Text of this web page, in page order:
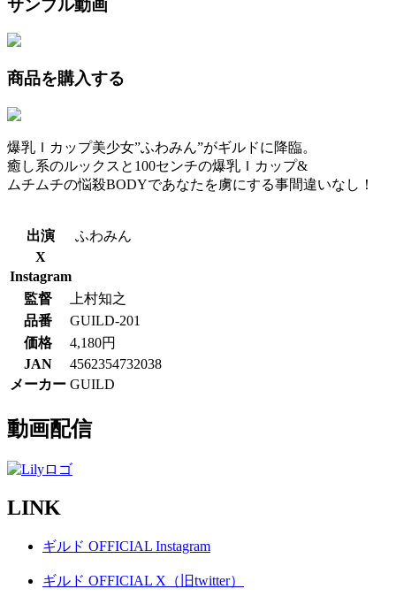
サンプル動画
商品を購入する
爆乳Ｉカップ美少女”ふわみん”がギルドに降臨。
癒し系のルックスと100センチの爆乳Ｉカップ&
ムチムチの悩殺BODYであなたを虜にする事間違いなし！
出演
ふわみん
X
Instagram
監督
上村知之
品番
GUILD-201
価格
4,180円
JAN
4562354732038
メーカー GUILD
動画配信
LINK
ギルド OFFICIAL Instagram
ギルド OFFICIAL X（旧twitter）